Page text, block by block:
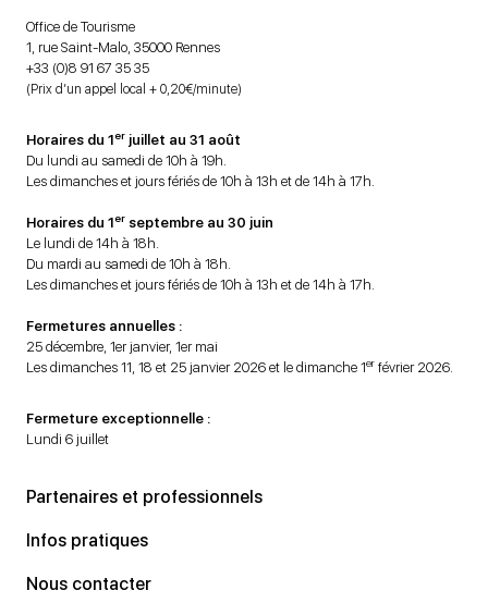
Office de Tourisme
1, rue Saint-Malo, 35000 Rennes
+33 (0)8 91 67 35 35
(Prix d’un appel local + 0,20€/minute)
Horaires du 1er juillet au 31 août
Du lundi au samedi de 10h à 19h.
Les dimanches et jours fériés de 10h à 13h et de 14h à 17h.
Horaires du 1er septembre au 30 juin
Le lundi de 14h à 18h.
Du mardi au samedi de 10h à 18h.
Les dimanches et jours fériés de 10h à 13h et de 14h à 17h.
Fermetures annuelles :
25 décembre, 1er janvier, 1er mai
Les dimanches 11, 18 et 25 janvier 2026 et le dimanche 1er février 2026.
Fermeture exceptionnelle :
Lundi 6 juillet
Partenaires et professionnels
Infos pratiques
Nous contacter